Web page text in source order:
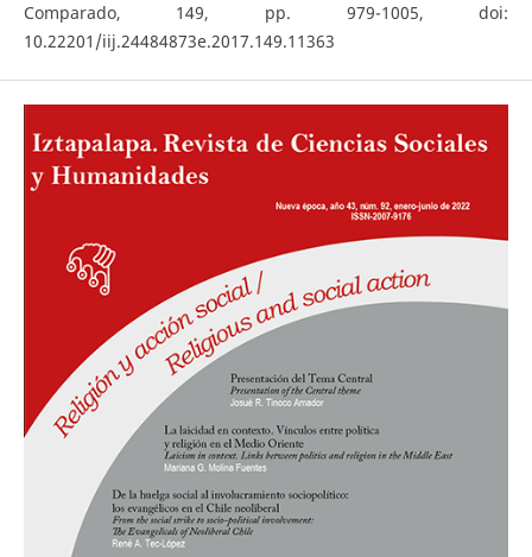
Comparado, 149, pp. 979-1005, doi:
10.22201/iij.24484873e.2017.149.11363